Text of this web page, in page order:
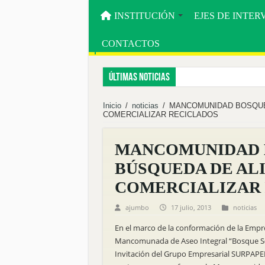
INSTITUCIÓN EJES DE
CONTACTOS
Últimas noticias
MACARÁ IMPULSA LA TRANSFORMACIÓN
MÁS DE 60 PRODUCTORES FORTALECEN
MBS INVITA A LA DELIVERACIÓN PÚBLICA
Inauguramos el Centro Integral de Abejas
Reforestamos para cuidar la vida.
Fortalecemos al territorio desde la sostenibilidad.
Mancomunidad Bosque Seco y Universidad
Inicio / noticias /
MANCOMUNIDAD
COMERCIALIZAR RECICLADOS
MANCOMUNIDAD
BÚSQUEDA DE
COMERCIALIZAR
ajumbo 17 julio, 2013 noticias
En el marco de la conformación de la
Mancomunada de Aseo Integral “Bosque
Invitación del Grupo Empresarial